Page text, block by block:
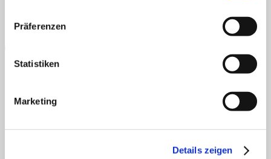
Präferenzen
Statistiken
Marketing
Details zeigen